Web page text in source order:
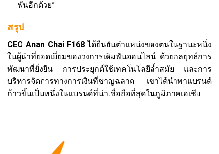
พันอีกด้วย”
สรุป
CEO Anan Chai F168ได้ยืนยันตำแหน่งของตนในฐานะหนึ่ง
ในผู้นำที่ยอดเยี่ยมของวงการเดิมพันออนไลน์ ด้วยกลยุทธ์การ
พัฒนาที่ยั่งยืน การประยุกต์ใช้เทคโนโลยีล้ำสมัย และการ
บริหารจัดการทางการเงินที่ชาญฉลาด เขาได้นำพาแบรนด์
ก้าวขึ้นเป็นหนึ่งในแบรนด์ที่น่าเชื่อถือที่สุดในภูมิภาคเอเชีย